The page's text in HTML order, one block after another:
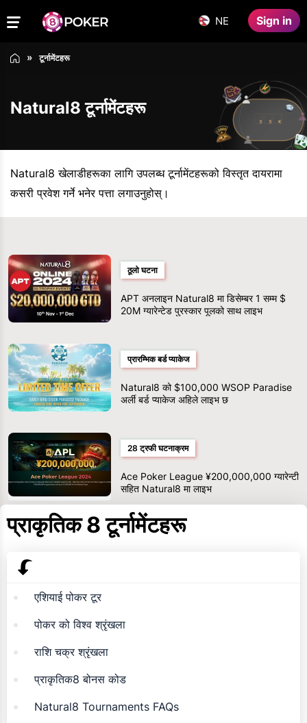
NE Sign in
टूर्नामेंटहरू
Natural8 टूर्नामेंटहरू
Natural8 खेलाडीहरूका लागि उपलब्ध टूर्नामेंटहरूको विस्तृत दायरामा
कसरी प्रवेश गर्ने भनेर पत्ता लगाउनुहोस्।
ठूलो घटना
APT अनलाइन Natural8 मा डिसेम्बर 1 सम्म $
20M ग्यारेन्टेड पुरस्कार पूलको साथ लाइभ
प्रारम्भिक बर्ड प्याकेज
Natural8 को $100,000 WSOP Paradise
अर्ली बर्ड प्याकेज अहिले लाइभ छ
28 ट्रफी घटनाक्रम
Ace Poker League ¥200,000,000 ग्यारेन्टी
सहित Natural8 मा लाइभ
प्राकृतिक 8 टूर्नामेंटहरू
एशियाई पोकर टूर
पोकर को विश्व श्रृंखला
राशि चक्र श्रृंखला
प्राकृतिक8 बोनस कोड
Natural8 Tournaments FAQs